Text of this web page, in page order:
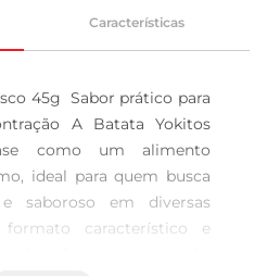
Características
45g  Sabor prático para
A Batata Yokitos
como um alimento
ideal para quem busca
saboroso em diversas
característico e